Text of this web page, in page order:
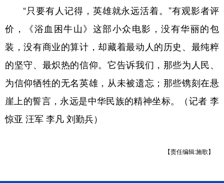
“只要有人记得，英雄就永远活着。”有观影者评
价，《浴血困牛山》这部小众电影，没有华丽的包
装，没有商业的算计，却藏着最动人的历史、最纯粹
的坚守、最炽热的信仰。它告诉我们，那些为人民、
为信仰牺牲的无名英雄，从未被遗忘；那些镌刻在悬
崖上的誓言，永远是中华民族的精神坐标。（记者 李
惊亚 汪军 李凡 刘勤兵）
【责任编辑:施歌】